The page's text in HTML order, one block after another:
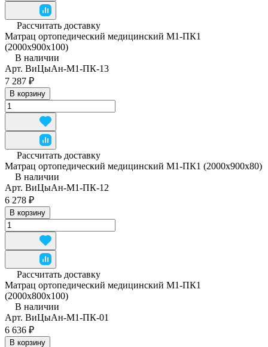
Рассчитать доставку
Матрац ортопедический медицинский М1-ПК1
(2000x900x100)
В наличии
Арт. ВиЦыАн-М1-ПК-13
7 287 ₽
В корзину
Рассчитать доставку
Матрац ортопедический медицинский М1-ПК1 (2000x900x80)
В наличии
Арт. ВиЦыАн-М1-ПК-12
6 278 ₽
В корзину
Рассчитать доставку
Матрац ортопедический медицинский М1-ПК1
(2000х800х100)
В наличии
Арт. ВиЦыАн-М1-ПК-01
6 636 ₽
В корзину